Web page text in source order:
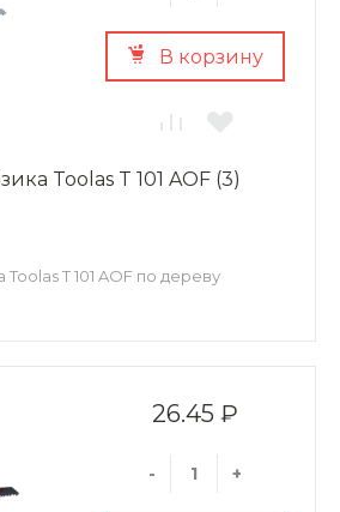
В корзину
Toolas T 101 AOF (3)
T 101 AOF по дереву
26.45 ₽
- +